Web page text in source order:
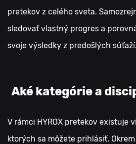
pretekov z celého sveta.
sledovať vlastný progres a
svoje výsledky z predošlých súťaží.
Aké kategórie a
V rámci HYROX pretekov existuje
ktorých sa môžete prihlásiť.